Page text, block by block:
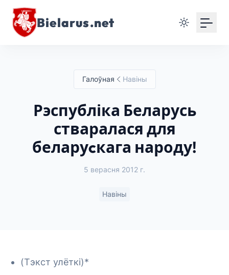
Bielarus.net
Галоўная Навіны
Рэспубліка Беларусь
стваралася для
беларуcкага народу!
5 верасня 2012 г.
Навіны
(Тэкст улёткі)*